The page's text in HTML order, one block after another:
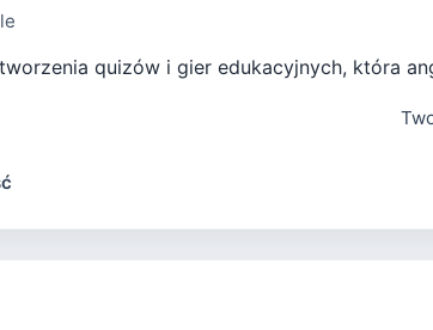
quizów i gier edukacyjnych, która